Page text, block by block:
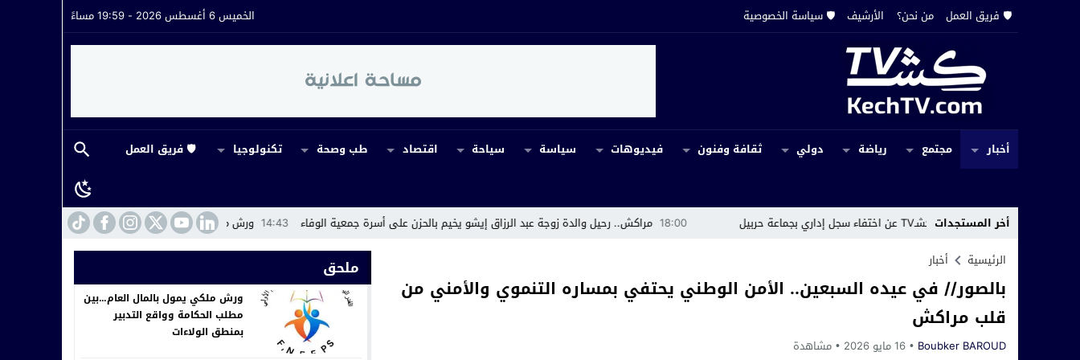
🛡️ فريق العمل من نحن؟ الأرشيف 🛡️ سياسة الخصوصية الخميس 6 أغسطس 2026 - 19:59 مساءً
أخبار مجتمع رياضة دولي ثقافة وفنون فيديوهات سياسة سياحة اقتصاد طب وصحة تكنولوجيا 🛡️ فريق العمل
أخر المستجدات 18:00 مراكش.. رحيل والدة زوجة عبد الرزاق إيشو يخيم بالحزن على أسرة جمعية الوفاء 14:43 ورش ملكي يمول بالمال العام…بين مطلب الحكامة وواقع التدبير بمنطق الولاءات
الرئيسية
أخبار
بالصور// في عيده السبعين.. الأمن الوطني يحتفي بمساره التنموي والأمني من
قلب مراكش
Boubker BAROUD 16 مايو 2026 مشاهدة
ملحق
ورش ملكي يمول بالمال العام…بين
مطلب الحكامة وواقع التدبير
بمنطق الولاءات